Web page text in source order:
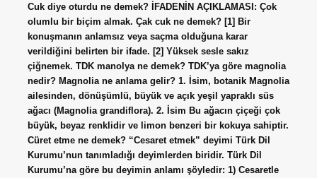
Cuk diye oturdu ne demek? İFADENİN AÇIKLAMASI: Çok
olumlu bir biçim almak. Çak cuk ne demek? [1] Bir
konuşmanın anlamsız veya saçma olduğuna karar
verildiğini belirten bir ifade. [2] Yüksek sesle sakız
çiğnemek. TDK manolya ne demek? TDK’ya göre magnolia
nedir? Magnolia ne anlama gelir? 1. İsim, botanik Magnolia
ailesinden, dönüşümlü, büyük ve açık yeşil yapraklı süs
ağacı (Magnolia grandiflora). 2. İsim Bu ağacın çiçeği çok
büyük, beyaz renklidir ve limon benzeri bir kokuya sahiptir.
Cüret etme ne demek? “Cesaret etmek” deyimi Türk Dil
Kurumu’nun tanımladığı deyimlerden biridir. Türk Dil
Kurumu’na göre bu deyimin anlamı şöyledir: 1) Cesaretle